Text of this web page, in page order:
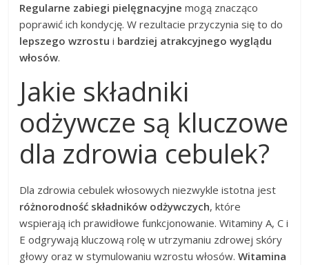
Regularne zabiegi pielęgnacyjne mogą znacząco
poprawić ich kondycję. W rezultacie przyczynia się to do
lepszego wzrostu i bardziej atrakcyjnego wyglądu
włosów.
Jakie składniki
odżywcze są kluczowe
dla zdrowia cebulek?
Dla zdrowia cebulek włosowych niezwykle istotna jest
różnorodność składników odżywczych, które
wspierają ich prawidłowe funkcjonowanie. Witaminy A, C i
E odgrywają kluczową rolę w utrzymaniu zdrowej skóry
głowy oraz w stymulowaniu wzrostu włosów.Witamina